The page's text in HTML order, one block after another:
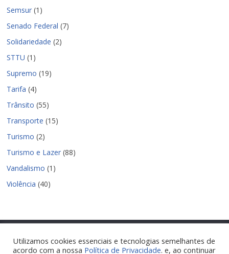
Semsur (1)
Senado Federal (7)
Solidariedade (2)
STTU (1)
Supremo (19)
Tarifa (4)
Trânsito (55)
Transporte (15)
Turismo (2)
Turismo e Lazer (88)
Vandalismo (1)
Violência (40)
Utilizamos cookies essenciais e tecnologias semelhantes de
acordo com a nossa Política de Privacidade. e, ao continuar